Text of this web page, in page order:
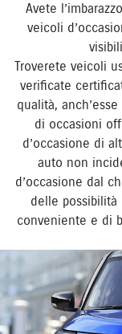
Avete
veicoli
Troverete veicoli
verificate
qualità,
di occasioni
d’occasione di
auto non
d’occasione dal
delle possibilità
conveniente e di